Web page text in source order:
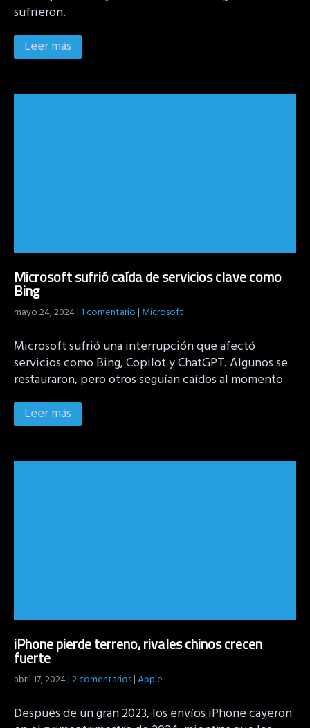
sufrieron.
Leer más
Microsoft sufrió caída de servicios clave como
Bing
mayo 24, 2024|1 comentario| Microsoft
Microsoft sufrió una interrupción que afectó
servicios como Bing, Copilot y ChatGPT. Algunos se
restauraron, pero otros seguían caídos al momento
Leer más
iPhone pierde terreno, rivales chinos crecen
fuerte
abril 17, 2024|2 comentarios|Apple
Después de un gran 2023, los envíos iPhone cayeron